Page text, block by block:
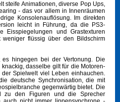
steife Animationen, diverse Pop Ups,
- das vor allem in Innenräumen
Konsolenauflösung. Im direkten
leicht in Führung, da die PS3-
Eisspiegelungen und Grastexturen
flüssig über den Bildschirm
hingegen bei der Vertonung. Die
dasselbe gilt für die Motoren-
Spielwelt viel Leben einhauchen.
deutsche Synchronisation, die mit
gegenwärtig bietet. Die
zu den Figuren und die Sprecher